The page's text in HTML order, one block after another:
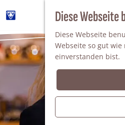
Diese Webseite
Diese Webseite
Webseite so gut
einverstanden bist.